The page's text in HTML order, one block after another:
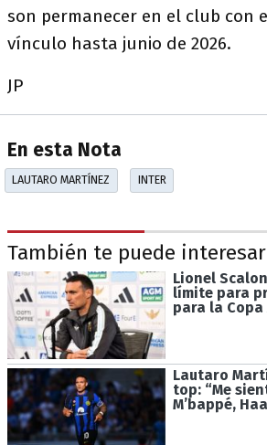
son permanecer en el club con
vínculo hasta junio de 2026.
JP
En esta Nota
LAUTARO MARTÍNEZ INTER
También te puede interesar
Lionel
límite para
para la Copa
Lautaro
top: “Me
M’bappé,